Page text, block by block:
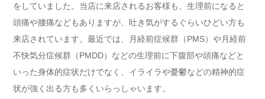
をしていました。当店に来店されるお客様も、生理前になると
頭痛や腰痛などもありますが、吐き気がするぐらいひどい方も
来店されています。最近では、月経前症候群（PMS）や月経前
不快気分症候群（PMDD）などの生理前に下腹部や頭痛などと
いった身体的症状だけでなく、イライラや憂鬱などの精神的症
状が強く出る方も多くいらっしゃいます。